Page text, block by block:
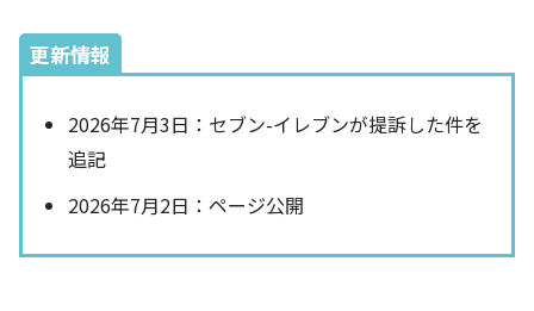
更新情報
2026年7月3日：セブン-イレブンが提訴した件を
追記
2026年7月2日：ページ公開